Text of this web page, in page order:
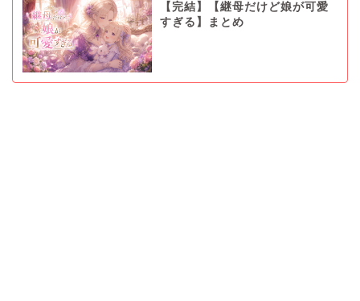
【完結】【継母だけど娘が可愛
すぎる】まとめ